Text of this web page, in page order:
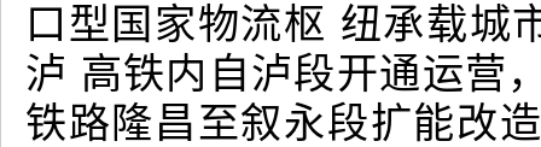
口型国家物流枢 纽承载城
泸 高铁内自泸段开通运营
铁路隆昌至叙永段扩能改